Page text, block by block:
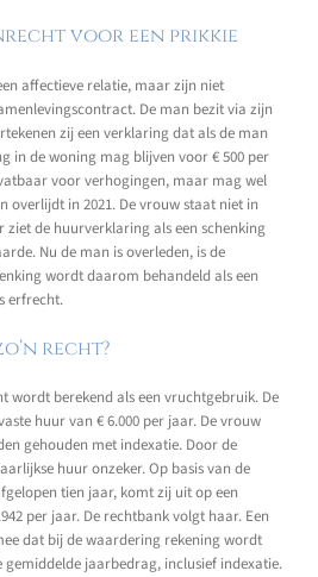
voor een prikkie
affectieve relatie, maar zijn niet
De man bezit via zijn
zij een verklaring dat als de man
in de woning mag blijven voor € 500 per
voor verhogingen, maar mag wel
overlijdt in 2021. De vrouw staat niet in
ziet de huurverklaring als een schenking
Nu de man is overleden, is de
wordt daarom behandeld als een
erfrecht.
recht?
wordt berekend als een vruchtgebruik. De
huur van € 6.000 per jaar. De vrouw
gehouden met indexatie. Door de
huur onzeker. Op basis van de
tien jaar, komt zij uit op een
per jaar. De rechtbank volgt haar. Een
dat bij de waardering rekening wordt
gemiddelde jaarbedrag, inclusief indexatie.